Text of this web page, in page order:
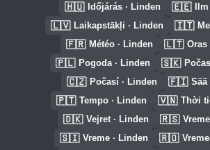
🇭🇺 Időjárás · Linden 🇪🇪
🇱🇻 Laikapstākļi · Linden 🇮🇹
🇫🇷 Météo · Linden 🇱🇹 Oras
🇵🇱 Pogoda · Linden 🇸🇰
🇨🇿 Počasí · Linden 🇫🇮 Sää
🇵🇹 Tempo · Linden 🇻🇳 Thời
🇩🇰 Vejret · Linden 🇷🇸
🇸🇮 Vreme · Linden 🇷🇴